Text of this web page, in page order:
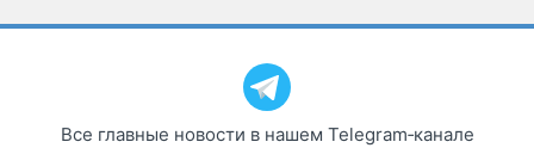
Все главные новости в нашем Telegram‑канале